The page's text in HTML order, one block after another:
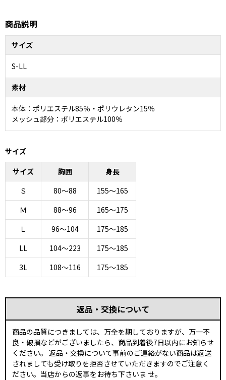
商品説明
サイズ
S-LL
素材
本体：ポリエステル85％・ポリウレタン15％
メッシュ部分：ポリエステル100％
サイズ
サイズ
胸囲
身長
Ｓ
80～88
155～165
Ｍ
88～96
165～175
Ｌ
96～104
175～185
LL
104～223
175～185
3L
108～116 175～185
返品・交換について
商品の品質につきましては、万全を期しておりますが、万一不
良・破損などがございましたら、商品到着後7日以内にお知らせ
ください。 返品・交換について事前のご連絡がない商品は返送
されましても受け取りを拒否させていただきますのでご注意く
ださい。当店からの返事をお待ち下さいま せ。